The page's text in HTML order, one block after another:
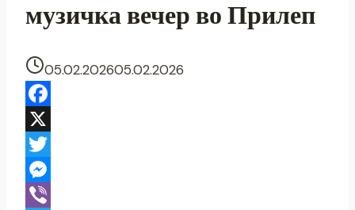
музичка вечер во Прилеп
05.02.202605.02.2026
Facebook
X
Twitter
Messenger